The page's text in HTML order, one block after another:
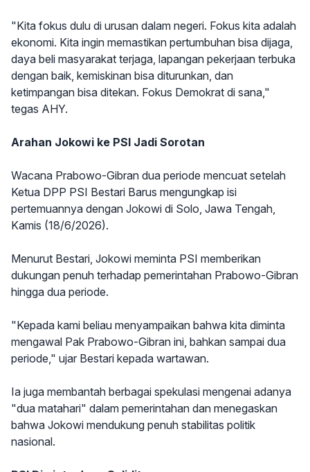
"Kita fokus dulu di urusan dalam negeri. Fokus kita adalah
ekonomi. Kita ingin memastikan pertumbuhan bisa dijaga,
daya beli masyarakat terjaga, lapangan pekerjaan terbuka
dengan baik, kemiskinan bisa diturunkan, dan
ketimpangan bisa ditekan. Fokus Demokrat di sana,"
tegas AHY.
Arahan Jokowi ke PSI Jadi Sorotan
Wacana Prabowo-Gibran dua periode mencuat setelah
Ketua DPP PSI Bestari Barus mengungkap isi
pertemuannya dengan Jokowi di Solo, Jawa Tengah,
Kamis (18/6/2026).
Menurut Bestari, Jokowi meminta PSI memberikan
dukungan penuh terhadap pemerintahan Prabowo-Gibran
hingga dua periode.
"Kepada kami beliau menyampaikan bahwa kita diminta
mengawal Pak Prabowo-Gibran ini, bahkan sampai dua
periode," ujar Bestari kepada wartawan.
Ia juga membantah berbagai spekulasi mengenai adanya
"dua matahari" dalam pemerintahan dan menegaskan
bahwa Jokowi mendukung penuh stabilitas politik
nasional.